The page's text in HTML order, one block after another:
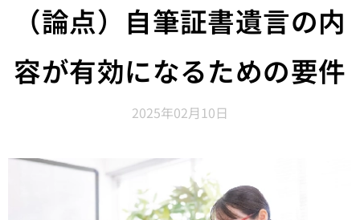
（論点）自筆証書遺言の内
容が有効になるための要件
2025年02月10日